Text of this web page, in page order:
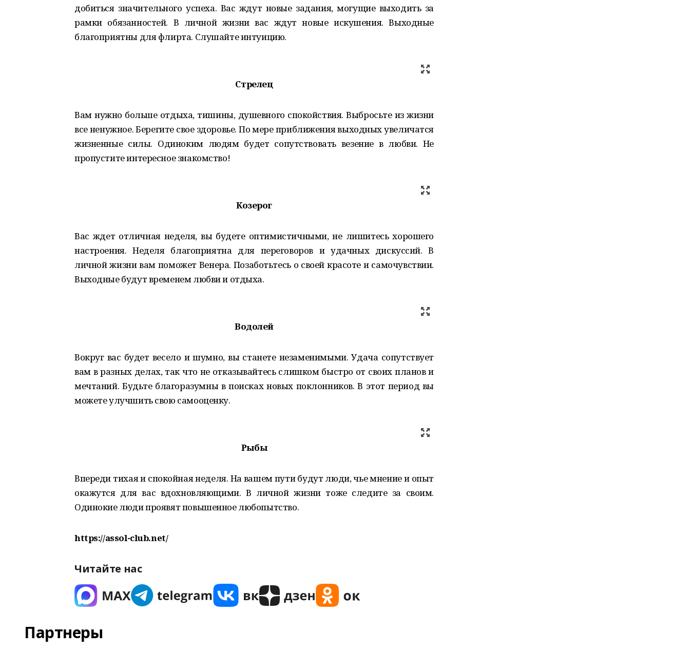
добиться значительного успеха. Вас ждут новые задания, могущие выходить за
рамки обязанностей. В личной жизни вас ждут новые искушения. Выходные
благоприятны для флирта. Слушайте интуицию.
Стрелец
Вам нужно больше отдыха, тишины, душевного спокойствия. Выбросьте из жизни
все ненужное. Берегите свое здоровье. По мере приближения выходных увеличатся
жизненные силы. Одиноким людям будет сопутствовать везение в любви. Не
пропустите интересное знакомство!
Козерог
Вас ждет отличная неделя, вы будете оптимистичными, не лишитесь хорошего
настроения. Неделя благоприятна для переговоров и удачных дискуссий. В
личной жизни вам поможет Венера. Позаботьтесь о своей красоте и самочувствии.
Выходные будут временем любви и отдыха.
Водолей
Вокруг вас будет весело и шумно, вы станете незаменимыми. Удача сопутствует
вам в разных делах, так что не отказывайтесь слишком быстро от своих планов и
мечтаний. Будьте благоразумны в поисках новых поклонников. В этот период вы
можете улучшить свою самооценку.
Рыбы
Впереди тихая и спокойная неделя. На вашем пути будут люди, чье мнение и опыт
окажутся для вас вдохновляющими. В личной жизни тоже следите за своим.
Одинокие люди проявят повышенное любопытство.
https://assol-club.net/
Читайте нас
Партнеры